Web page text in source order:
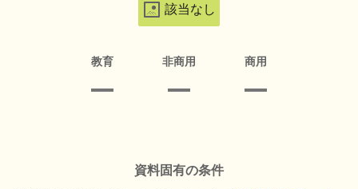
該当なし
教育 非商用 商用
資料固有の条件